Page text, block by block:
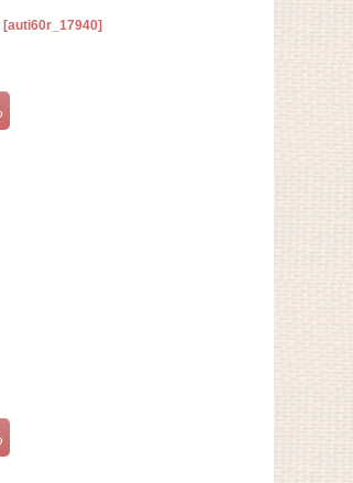
[auti60r_17940]